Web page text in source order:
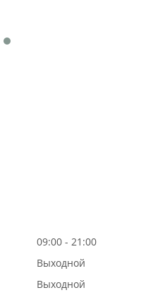
09:00 - 21:00
Выходной
Выходной